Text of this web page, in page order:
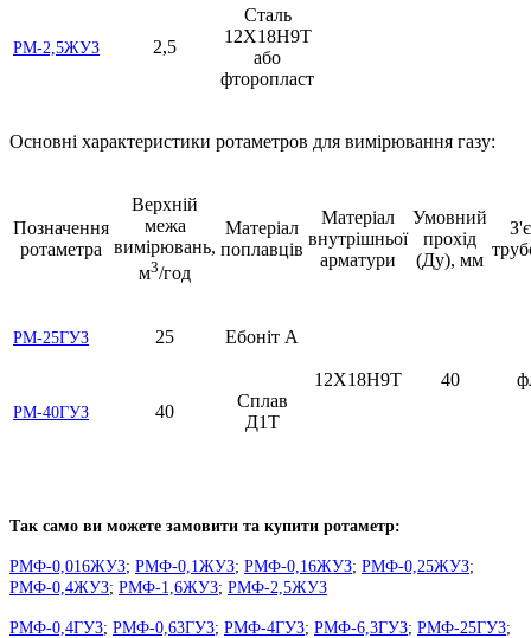
РМ-2,5ЖУЗ 2,5
Сталь
12Х18Н9Т
або
фторопласт
Основні характеристики ротаметров для вимірювання газу:
Позначення
ротаметра
Верхній
межа
вимірювань,
м3/год
Матеріал
поплавців
Матеріал
внутрішньої
арматури
Умовний
прохід
(Ду), мм
РМ-25ГУЗ 25 Ебоніт А
12Х18Н9Т 40
РМ-40ГУЗ 40
Сплав
Д1Т
Так само ви можете замовити та купити ротаметр:
РМФ-0,016ЖУЗ; РМФ-0,1ЖУЗ; РМФ-0,16ЖУЗ; РМФ-0,25ЖУЗ;
РМФ-0,4ЖУЗ; РМФ-1,6ЖУЗ; РМФ-2,5ЖУЗ
РМФ-0,4ГУЗ; РМФ-0,63ГУЗ; РМФ-4ГУЗ; РМФ-6,3ГУЗ; РМФ-25ГУЗ;